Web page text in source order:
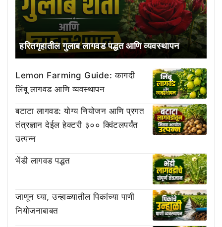
हरितगृहातील गुलाब लागवड पद्धत आणि व्यवस्थापन
Lemon Farming Guide: कागदी
लिंबू लागवड आणि व्यवस्थापन
बटाटा लागवड: योग्य नियोजन आणि प्रगत
तंत्रज्ञान देईल हेक्टरी ३०० क्विंटलपर्यंत
उत्पन्न
भेंडी लागवड पद्धत
जाणून घ्या, उन्हाळ्यातील पिकांच्या पाणी
नियोजनाबाबत